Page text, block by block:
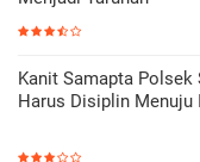
Kanit Samapta Polsek
Harus Disiplin Menuju